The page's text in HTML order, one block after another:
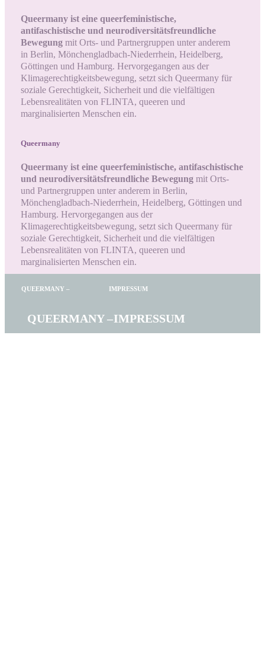
Queermany ist eine queerfeministische,
antifaschistische und neurodiversitätsfreundliche
Bewegung mit Orts- und Partnergruppen unter anderem
in Berlin, Mönchengladbach-Niederrhein, Heidelberg,
Göttingen und Hamburg. Hervorgegangen aus der
Klimagerechtigkeitsbewegung, setzt sich Queermany für
soziale Gerechtigkeit, Sicherheit und die vielfältigen
Lebensrealitäten von FLINTA, queeren und
marginalisierten Menschen ein.
Queermany
Queermany ist eine queerfeministische, antifaschistische
und neurodiversitätsfreundliche Bewegung mit Orts-
und Partnergruppen unter anderem in Berlin,
Mönchengladbach-Niederrhein, Heidelberg, Göttingen und
Hamburg. Hervorgegangen aus der
Klimagerechtigkeitsbewegung, setzt sich Queermany für
soziale Gerechtigkeit, Sicherheit und die vielfältigen
Lebensrealitäten von FLINTA, queeren und
marginalisierten Menschen ein.
QUEERMANY – IMPRESSUM
QUEERMANY –IMPRESSUM